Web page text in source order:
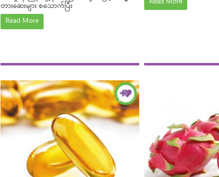
တားဆေးများ စသောက်ပြီး
Read More